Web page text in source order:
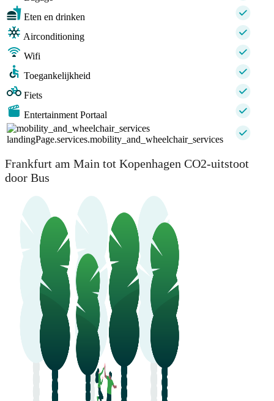
Eten en drinken
Airconditioning
Wifi
Toegankelijkheid
Fiets
Entertainment Portaal
landingPage.services.mobility_and_wheelchair_services
Frankfurt am Main tot Kopenhagen CO2-uitstoot
door Bus